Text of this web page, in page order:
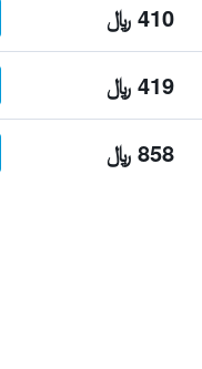
410 ﷼
419 ﷼
858 ﷼